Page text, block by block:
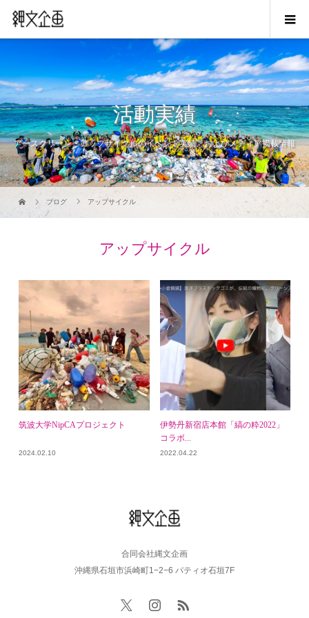
活動実績
アースクリーン・アップサイクルのイベント実績、およびメディア掲載情報
ブログ アップサイクル
アップサイクル
筑波大学NipCAプロジェクト
2024.02.10
伊勢丹新宿店本館「縞の粋2022」
コラボ...
2022.04.22
合同会社縄文企画
沖縄県石垣市浜崎町1−2−6 パティオ石垣7F